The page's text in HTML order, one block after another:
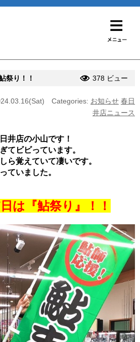
祭り！！ 378 ビュー
Categories: お知らせ 春日
井店ニュース
井店の小山です！
てビビっています。
ら覚えていて凄いです。
ていました。
は『鮎祭り』！！